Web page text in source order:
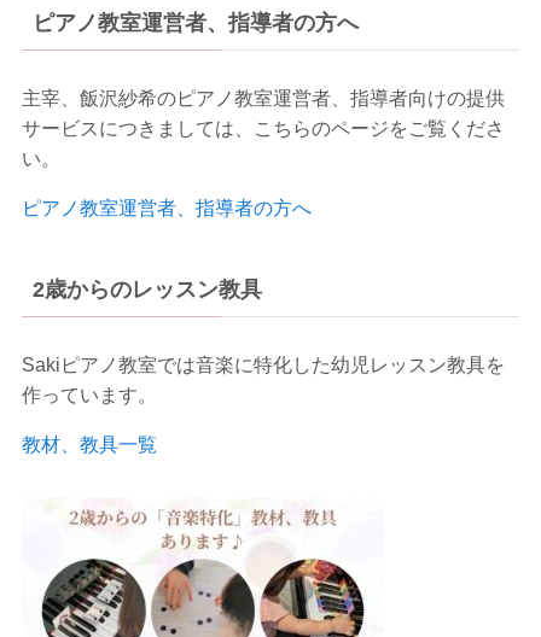
ピアノ教室運営者、指導者の方へ
主宰、飯沢紗希のピアノ教室運営者、指導者向けの提供
サービスにつきましては、こちらのページをご覧くださ
い。
ピアノ教室運営者、指導者の方へ
2歳からのレッスン教具
Sakiピアノ教室では音楽に特化した幼児レッスン教具を
作っています。
教材、教具一覧